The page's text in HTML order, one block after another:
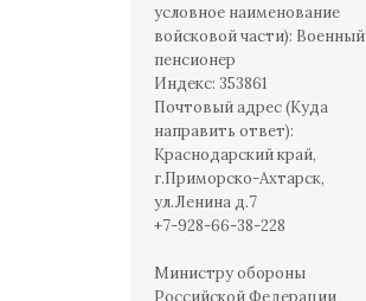
условное наименование
войсковой части): Военный
пенсионер
Индекс: 353861
Почтовый адрес (Куда
направить ответ):
Краснодарский край,
г.Приморско-Ахтарск,
ул.Ленина д.7
+7-928-66-38-228
Министру обороны
Российской Федерации